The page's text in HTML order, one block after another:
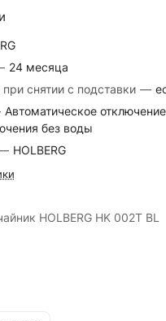
24 месяца
снятии с подставки —
Автоматическое
без воды
HOLBERG
HOLBERG HK 002T BL